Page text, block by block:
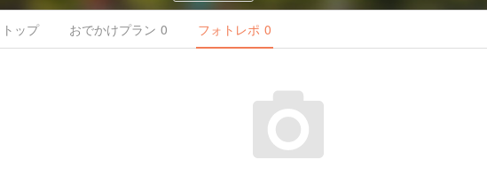
トップ おでかけプラン 0 フォトレポ 0